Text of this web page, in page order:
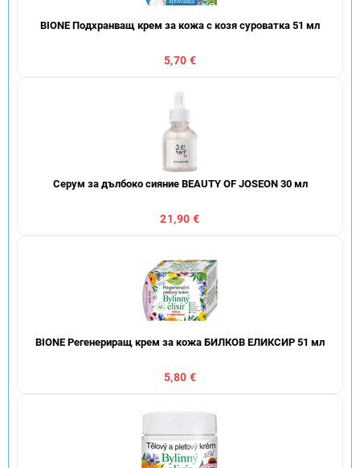
BIONE Подхранващ крем за кожа с козя суроватка 51 мл
5,70 €
Серум за дълбоко сияние BEAUTY OF JOSEON 30 мл
21,90 €
BIONE Регенериращ крем за кожа БИЛКОВ ЕЛИКСИР 51 мл
5,80 €